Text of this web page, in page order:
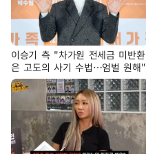
이승기 측 "차가원 전세금 미반환
은 고도의 사기 수법…엄벌 원해"